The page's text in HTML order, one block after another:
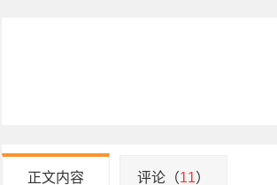
正文内容 评论（11）